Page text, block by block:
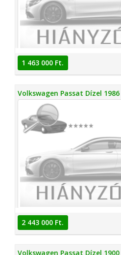
1 463 000 Ft.
Volkswagen Passat Dízel
2 443 000 Ft.
Volkswagen Passat Dízel